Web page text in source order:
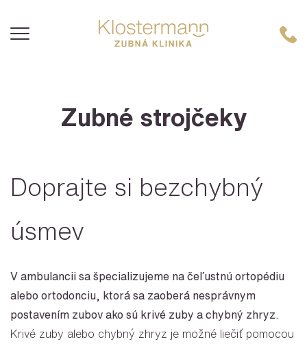
Zubné strojčeky
Doprajte si bezchybný
úsmev
V ambulancii sa špecializujeme na čeľustnú ortopédiu
alebo ortodonciu, ktorá sa zaoberá nesprávnym
postavením zubov ako sú krivé zuby a chybný zhryz.
Krivé zuby alebo chybný zhryz je možné liečiť pomocou